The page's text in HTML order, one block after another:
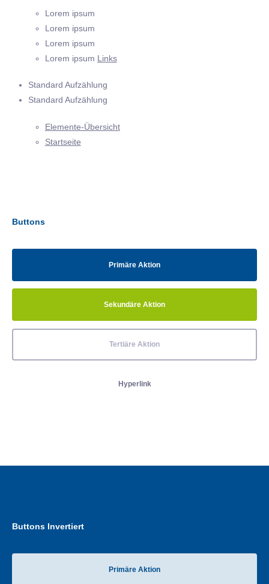
Lorem ipsum
Lorem ipsum
Lorem ipsum
Lorem ipsum Links
Standard Aufzählung
Standard Aufzählung
Elemente-Übersicht
Startseite
Buttons
Primäre Aktion
Sekundäre Aktion
Tertiäre Aktion
Hyperlink
Buttons Invertiert
Primäre Aktion